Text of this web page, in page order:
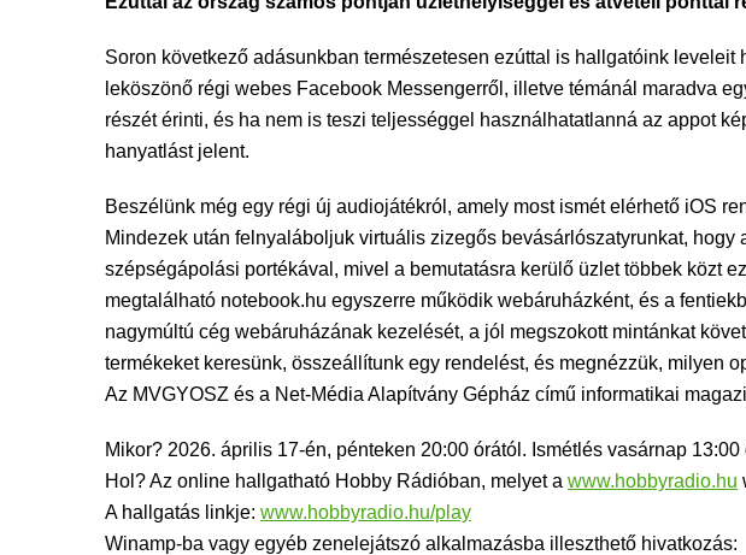
Soron következő adásunkban természetesen ezúttal is hallgatóink
leköszönő régi webes Facebook Messengerről, illetve témánál maradva
részét érinti, és ha nem is teszi teljességgel használhatatlanná az appot
hanyatlást jelent.
Beszélünk még egy régi új audiojátékról, amely most ismét elérhető iOS
Mindezek után felnyaláboljuk virtuális zizegős bevásárlószatyrunkat,
szépségápolási portékával, mivel a bemutatásra kerülő üzlet többek közt
megtalálható notebook.hu egyszerre működik webáruházként, és a
nagymúltú cég webáruházának kezelését, a jól megszokott mintánkat
termékeket keresünk, összeállítunk egy rendelést, és megnézzük, milyen
Az MVGYOSZ és a Net-Média Alapítvány Gépház című informatikai
Mikor? 2026. április 17-én, pénteken 20:00 órától. Ismétlés vasárnap 13:00
Hol? Az online hallgatható Hobby Rádióban, melyet a www.hobbyradio.hu
A hallgatás linkje: www.hobbyradio.hu/play
Winamp-ba vagy egyéb zenelejátszó alkalmazásba illeszthető hivatkozás: